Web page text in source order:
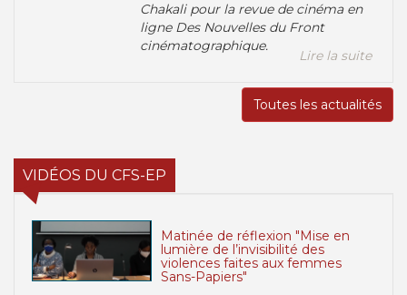
Chakali pour la revue de cinéma en
ligne Des Nouvelles du Front
cinématographique.
Lire la suite
Toutes les actualités
VIDÉOS DU CFS-EP
Matinée de réflexion "Mise en
lumière de l’invisibilité des
violences faites aux femmes
Sans-Papiers"